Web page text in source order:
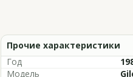
Прочие характеристики
Год
Модель